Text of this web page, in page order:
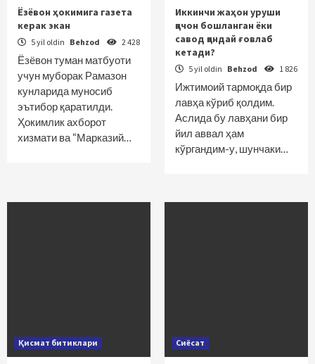
Ёзёвон ҳокимига газета
керак экан
5 yil oldin Behzod 2 428
Ёзёвон туман матбуоти
учун муборак Рамазон
кунларида муносиб
эътибор қаратилди.
Ҳокимлик ахборот
хизмати ва “Марказий…
Иккинчи жаҳон уруши
қачон бошланган ёки
савод қандай ғовлаб
кетади?
5 yil oldin Behzod 1 826
Ижтимоий тармоқда бир
лавҳа кўриб қолдим.
Аслида бу лавҳани бир
йил аввал ҳам
кўргандим-у, шунчаки…
Қисмат битиклари Сиёсат